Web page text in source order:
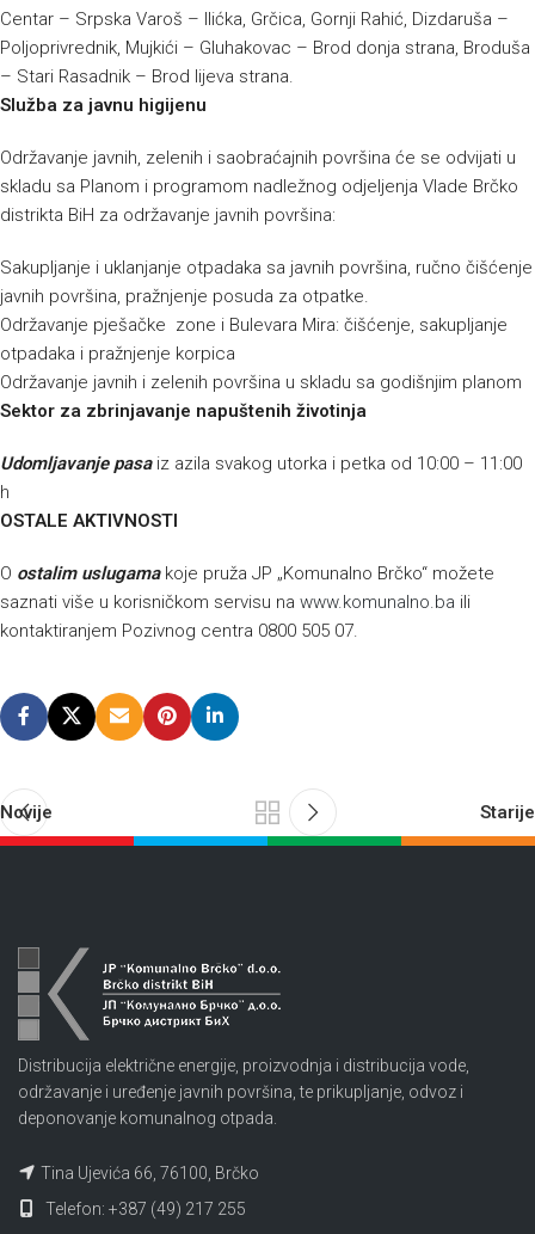
Centar – Srpska Varoš – Ilićka, Grčica, Gornji Rahić, Dizdaruša –
Poljoprivrednik, Mujkići – Gluhakovac – Brod donja strana, Broduša
– Stari Rasadnik – Brod lijeva strana.
Služba za javnu higijenu
Održavanje javnih, zelenih i saobraćajnih površina će se odvijati u
skladu sa Planom i programom nadležnog odjeljenja Vlade Brčko
distrikta BiH za održavanje javnih površina:
Sakupljanje i uklanjanje otpadaka sa javnih površina, ručno čišćenje
javnih površina, pražnjenje posuda za otpatke.
Održavanje pješačke zone i Bulevara Mira: čišćenje, sakupljanje
otpadaka i pražnjenje korpica
Održavanje javnih i zelenih površina u skladu sa godišnjim planom
Sektor za zbrinjavanje napuštenih životinja
Udomljavanje pasaiz azila svakog utorka i petka od 10:00 – 11:00
h
OSTALE AKTIVNOSTI
O ostalim uslugamakoje pruža JP „Komunalno Brčko“ možete
saznati više u korisničkom servisu na www.komunalno.ba ili
kontaktiranjem Pozivnog centra 0800 505 07.
Novije Starije
Distribucija električne energije, proizvodnja i distribucija vode,
održavanje i uređenje javnih površina, te prikupljanje, odvoz i
deponovanje komunalnog otpada.
Tina Ujevića 66, 76100, Brčko
Telefon: +387 (49) 217 255